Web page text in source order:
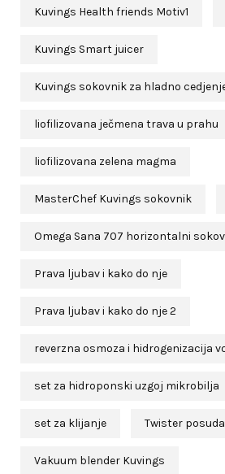
Kuvings Health friends Motiv1
Kuvings Smart juicer
Kuvings sokovnik za hladno
liofilizovana ječmena trava u prahu
liofilizovana zelena magma
MasterChef Kuvings sokovnik
Omega Sana 707 horizontalni
Prava ljubav i kako do nje
Prava ljubav i kako do nje 2
reverzna osmoza i hidrogenizacija
set za hidroponski uzgoj mikrobilja
set za klijanje Twister
Vakuum blender Kuvings